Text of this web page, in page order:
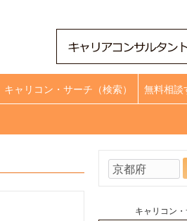
キャリコン・サーチ（検索） 無料相談
検
キャリコン